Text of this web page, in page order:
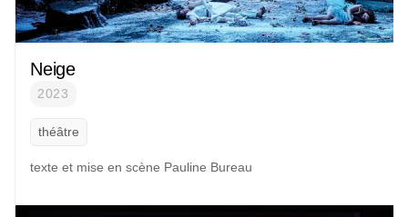
Neige
2023
théâtre
texte et mise en scène Pauline Bureau